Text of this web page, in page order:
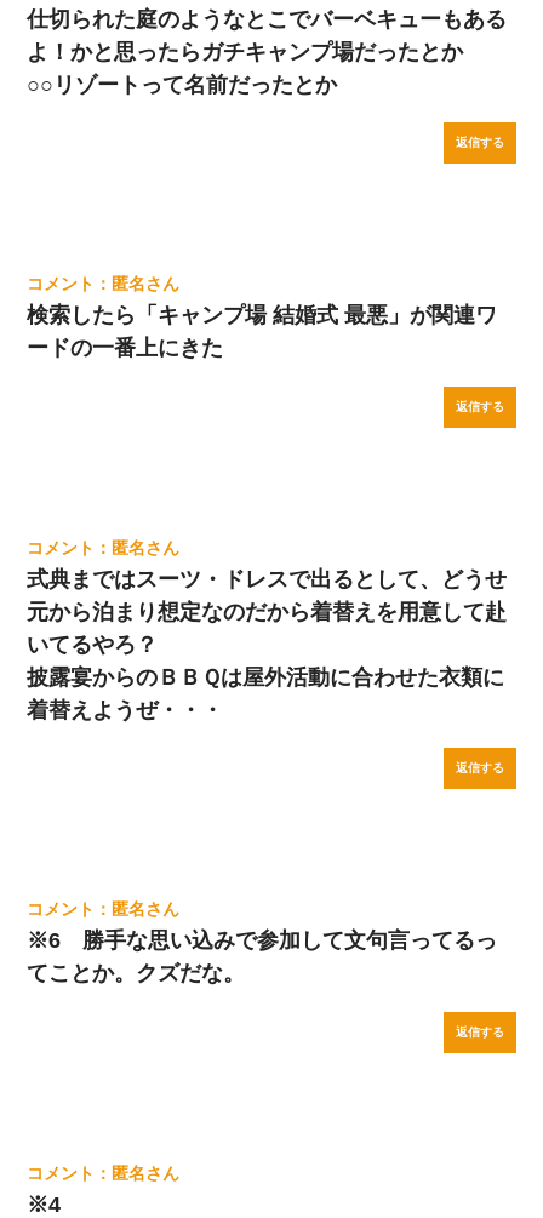
仕切られた庭のようなとこでバーベキューもある
よ！かと思ったらガチキャンプ場だったとか
○○リゾートって名前だったとか
返信する
匿名
検索したら「キャンプ場 結婚式 最悪」が関連ワ
ードの一番上にきた
返信する
匿名
式典まではスーツ・ドレスで出るとして、どうせ
元から泊まり想定なのだから着替えを用意して赴
いてるやろ？
披露宴からのＢＢＱは屋外活動に合わせた衣類に
着替えようぜ・・・
返信する
匿名
※6 勝手な思い込みで参加して文句言ってるっ
てことか。クズだな。
返信する
匿名
※4